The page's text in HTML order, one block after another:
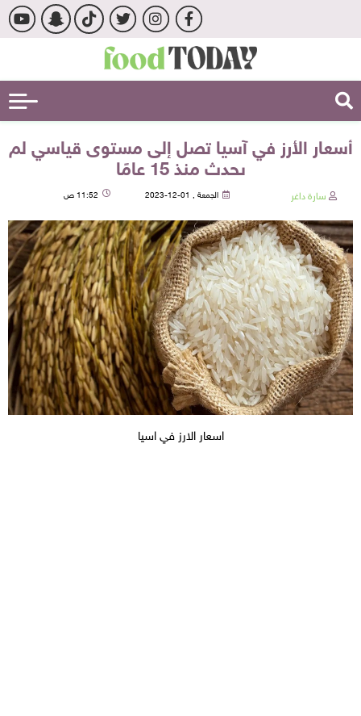
أسعار الأرز في آسيا تصل إلى مستوى قياسي لم
يحدث منذ 15 عامًا
سارة داغر الجمعة , 01-12-2023 11:52 ص
اسعار الارز في اسيا